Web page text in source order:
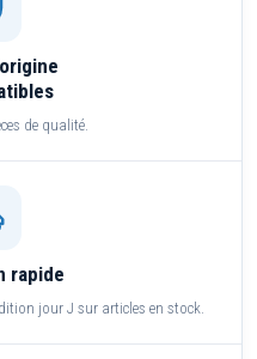
de qualité.
rapide
jour J sur articles en stock.